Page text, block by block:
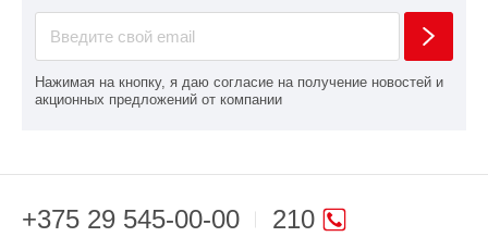
Нажимая на кнопку, я даю согласие на получение новостей и
акционных предложений от компании
210
+375 29 545-00-00